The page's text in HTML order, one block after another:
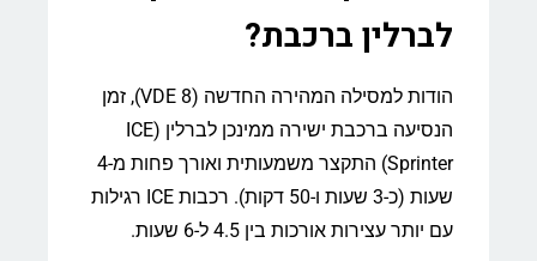
לברלין ברכבת?
הודות למסילה המהירה החדשה (VDE 8), זמן
הנסיעה ברכבת ישירה ממינכן לברלין (ICE
Sprinter) התקצר משמעותית ואורך פחות מ-4
שעות (כ-3 שעות ו-50 דקות). רכבות ICE רגילות
עם יותר עצירות אורכות בין 4.5 ל-6 שעות.